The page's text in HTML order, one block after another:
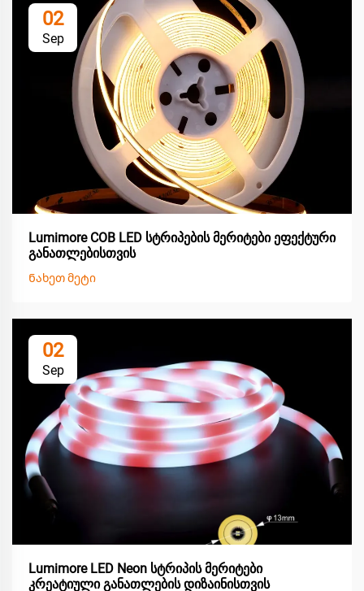
02
Sep
Lumimore COB LED სტრიპების მერიტები ეფექტური
განათლებისთვის
Ნახეთ მეტი
02
Sep
Lumimore LED Neon სტრიპის მერიტები
კრეატიული განათლების დიზაინისთვის